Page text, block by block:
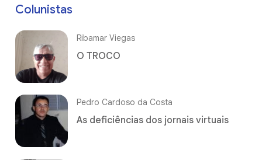
Colunistas
Ribamar Viegas
O TROCO
Pedro Cardoso da Costa
As deficiências dos jornais virtuais